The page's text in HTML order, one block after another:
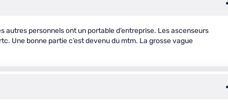
autres personnels ont un portable d’entreprise. Les ascenseurs
Une bonne partie c’est devenu du mtm. La grosse vague